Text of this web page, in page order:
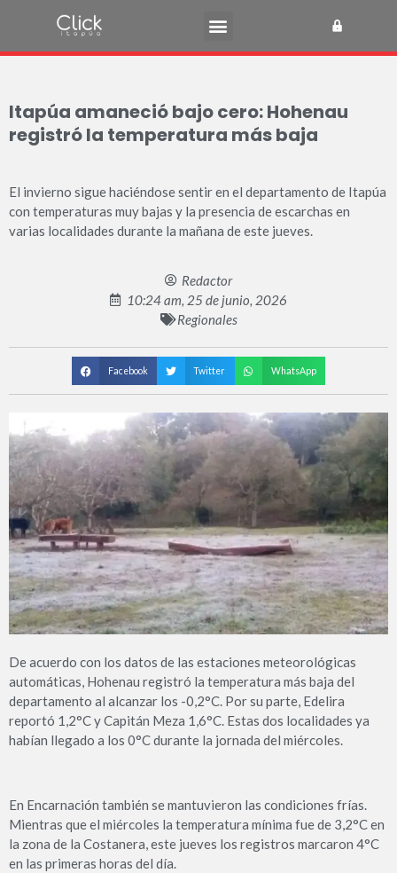
Itapúa amaneció bajo cero: Hohenau
registró la temperatura más baja
El invierno sigue haciéndose sentir en el departamento de Itapúa
con temperaturas muy bajas y la presencia de escarchas en
varias localidades durante la mañana de este jueves.
Redactor
10:24 am, 25 de junio, 2026
Regionales
Facebook Twitter WhatsApp
De acuerdo con los datos de las estaciones meteorológicas
automáticas, Hohenau registró la temperatura más baja del
departamento al alcanzar los -0,2°C. Por su parte, Edelira
reportó 1,2°C y Capitán Meza 1,6°C. Estas dos localidades ya
habían llegado a los 0°C durante la jornada del miércoles.
En Encarnación también se mantuvieron las condiciones frías.
Mientras que el miércoles la temperatura mínima fue de 3,2°C en
la zona de la Costanera, este jueves los registros marcaron 4°C
en las primeras horas del día.